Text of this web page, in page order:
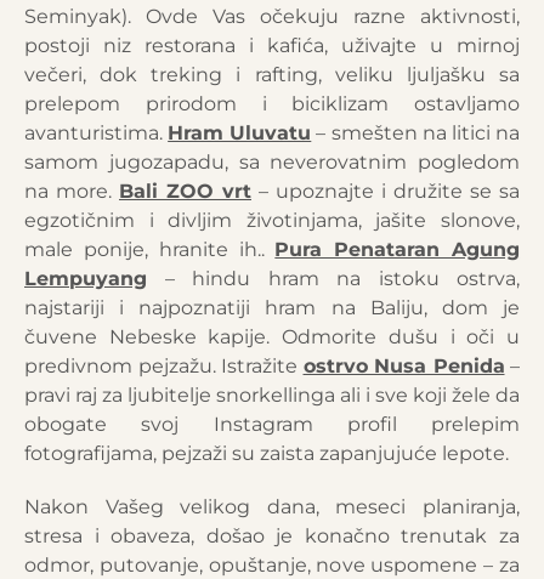
Seminyak). Ovde Vas očekuju razne aktivnosti,
postoji niz restorana i kafića, uživajte u mirnoj
večeri, dok treking i rafting, veliku ljuljašku sa
prelepom prirodom i biciklizam ostavljamo
avanturistima. Hram Uluvatu – smešten na litici na
samom jugozapadu, sa neverovatnim pogledom
na more. Bali ZOO vrt – upoznajte i družite se sa
egzotičnim i divljim životinjama, jašite slonove,
male ponije, hranite ih.. Pura Penataran Agung
Lempuyang – hindu hram na istoku ostrva,
najstariji i najpoznatiji hram na Baliju, dom je
čuvene Nebeske kapije. Odmorite dušu i oči u
predivnom pejzažu. Istražite ostrvo Nusa Penida –
pravi raj za ljubitelje snorkellinga ali i sve koji žele da
obogate svoj Instagram profil prelepim
fotografijama, pejzaži su zaista zapanjujuće lepote.
Nakon Vašeg velikog dana, meseci planiranja,
stresa i obaveza, došao je konačno trenutak za
odmor, putovanje, opuštanje, nove uspomene – za